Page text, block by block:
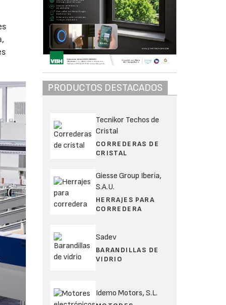
PRODUCTOS DESTACADOS
Tecnikor Techos de
Cristal
CORREDERAS DE
CRISTAL
Giesse Group Iberia,
S.A.U.
HERRAJES PARA
CORREDERA
Sadev
BARANDILLAS DE
VIDRIO
Idemo Motors, S.L.